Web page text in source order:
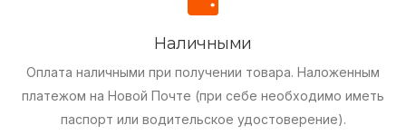
Наличными
Оплата наличными при получении товара. Наложенным
платежом на Новой Почте (при себе необходимо иметь
паспорт или водительское удостоверение).